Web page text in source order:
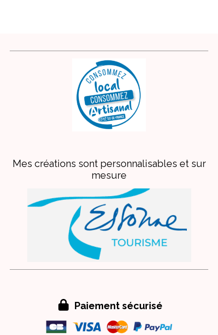
Mes créations sont personnalisables et sur
mesure
 Paiement sécurisé